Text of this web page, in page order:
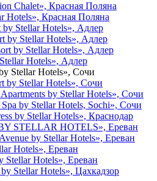
Chalet», Красная Поляна
Hotels», Красная Поляна
Stellar Hotels», Адлер
by Stellar Hotels», Адлер
by Stellar Hotels», Адлер
Hotels», Адлер
Stellar Hotels», Сочи
by Stellar Hotels», Сочи
by Stellar Hotels», Сочи
by Stellar Hotels, Sochi», Сочи
by Stellar Hotels», Краснодар
STELLAR HOTELS», Ереван
by Stellar Hotels», Ереван
Hotels», Ереван
Stellar Hotels», Ереван
Stellar Hotels», Цахкадзор